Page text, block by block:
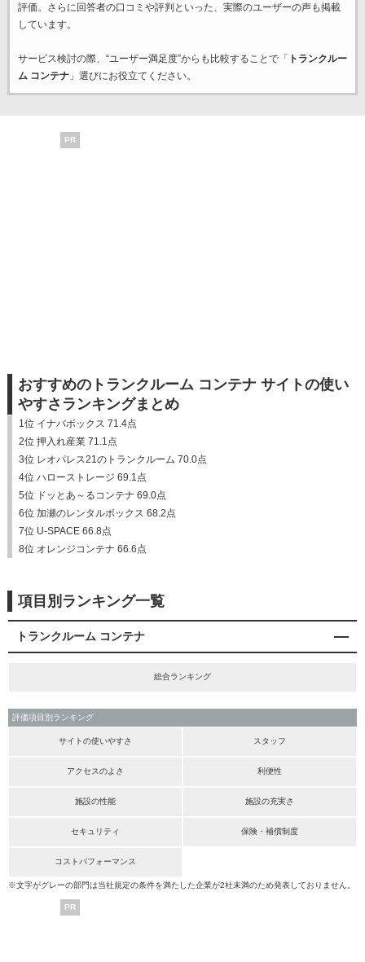
評価。さらに回答者の口コミや評判といった、実際のユーザーの声も掲載
しています。
サービス検討の際、“ユーザー満足度”からも比較することで「
トランクルー
ム コンテナ」選びにお役立てください。
PR
おすすめのトランクルーム コンテナ サイトの使い
やすさランキングまとめ
1位 イナバボックス 71.4点
2位 押入れ産業 71.1点
3位 レオパレス21のトランクルーム 70.0点
4位 ハローストレージ 69.1点
5位 ドッとあ～るコンテナ 69.0点
6位 加瀬のレンタルボックス 68.2点
7位 U-SPACE 66.8点
8位 オレンジコンテナ 66.6点
項目別ランキング一覧
トランクルーム コンテナ
総合ランキング
評価項目別ランキング
サイトの使いやすさ スタッフ
アクセスのよさ 利便性
施設の性能 施設の充実さ
セキュリティ 保険・補償制度
コストパフォーマンス
※文字がグレーの部門は当社規定の条件を満たした企業が2社未満のため発表しておりません。
PR